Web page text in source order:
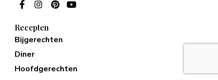
Recepten
Bijgerechten
Diner
Hoofdgerechten